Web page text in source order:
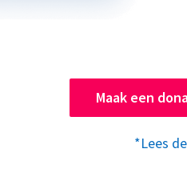
Maak een
*Lees